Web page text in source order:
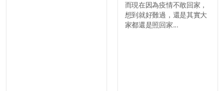
而現在因為疫情不敢回家，
想到就好難過，還是其實大
家都還是照回家...